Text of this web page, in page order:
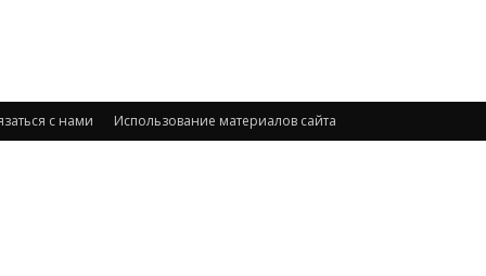
с нами Использование материалов сайта